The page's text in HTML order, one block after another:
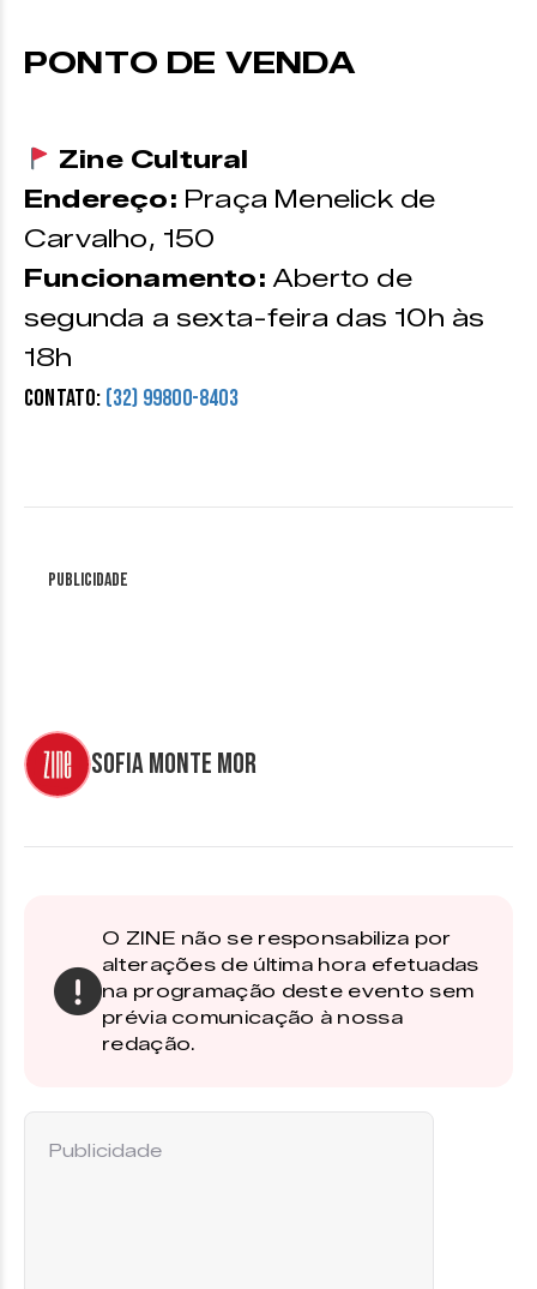
PONTO DE VENDA
Zine Cultural
Endereço: Praça Menelick de
Carvalho, 150
Funcionamento:Aberto de
segunda a sexta-feira das 10h às
18h
Contato: (32) 99800-8403
Publicidade
Sofia Monte Mor
O ZINE não se responsabiliza por
alterações de última hora efetuadas
na programação deste evento sem
prévia comunicação à nossa
redação.
Publicidade